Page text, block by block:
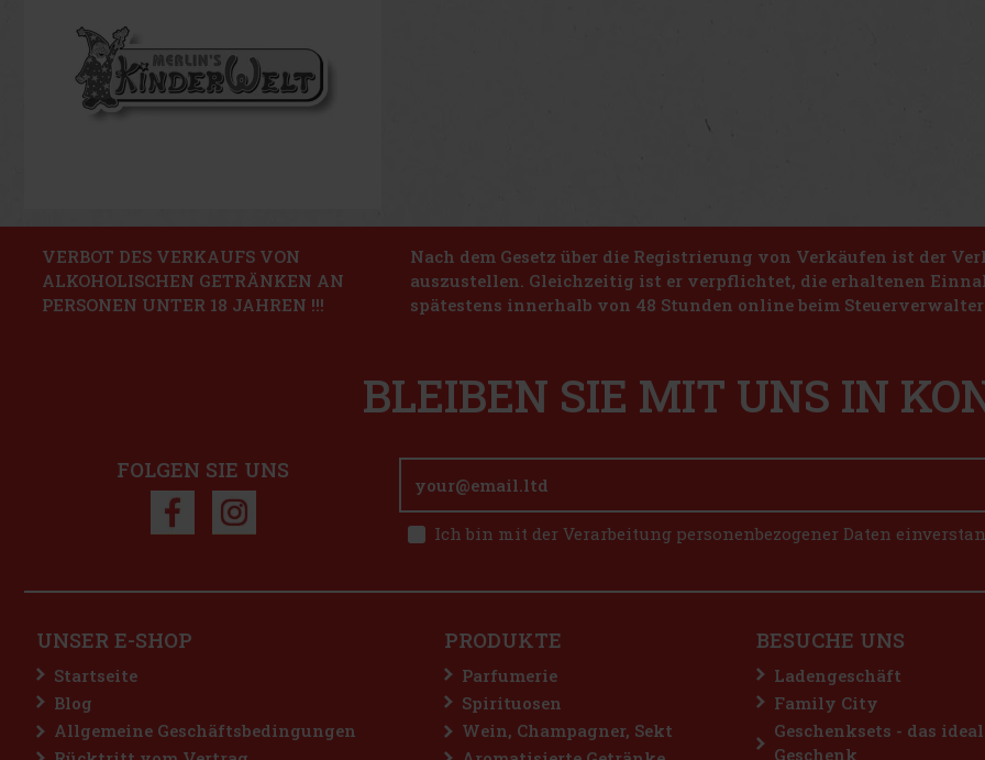
VERBOT DES VERKAUFS VON
ALKOHOLISCHEN GETRÄNKEN AN
PERSONEN UNTER 18 JAHREN !!!
Nach dem Gesetz über die Registrierung von Verkäufen ist der
auszustellen. Gleichzeitig ist er verpflichtet, die erhaltenen
spätestens innerhalb von 48 Stunden online beim
BLEIBEN SIE MIT UNS IN
FOLGEN SIE UNS
Ich bin mit der Verarbeitung personenbezogener Daten
UNSER E-SHOP
Startseite
Blog
Allgemeine Geschäftsbedingungen
PRODUKTE
Parfumerie
Spirituosen
Wein, Champagner, Sekt
BESUCHE UNS
Ladengeschäft
Family City
Geschenksets - das
Geschenk